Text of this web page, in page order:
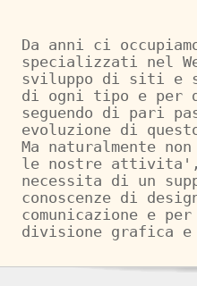
Da anni ci
specializzati nel
sviluppo di siti e
di ogni tipo e per
seguendo di pari
evoluzione di
Ma naturalmente
le nostre
necessita di un
conoscenze di
comunicazione e
divisione grafica e